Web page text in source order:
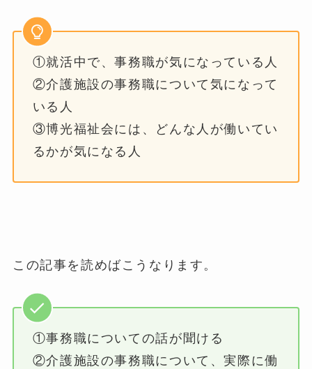
①就活中で、事務職が気になっている人
②介護施設の事務職について気になって
いる人
③博光福祉会には、どんな人が働いてい
るかが気になる人
この記事を読めばこうなります。
①事務職についての話が聞ける
②介護施設の事務職について、実際に働